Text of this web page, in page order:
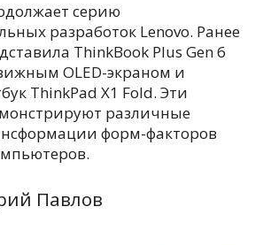
серию
разработок Lenovo. Ранее
ThinkBook Plus Gen 6
OLED-экраном и
ThinkPad X1 Fold. Эти
различные
форм-факторов
Павлов